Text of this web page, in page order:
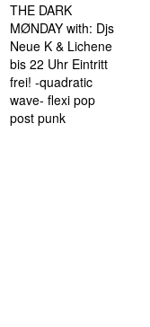
THE DARK
MØNDAY with: Djs
Neue K & Lichene
bis 22 Uhr Eintritt
frei! -quadratic
wave- flexi pop
post punk